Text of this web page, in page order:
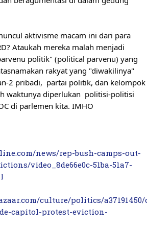
aktivisme macam ini dari para
Ataukah mereka malah menjadi
politik" (political parvenu) yang
rakyat yang "diwakilinya"
2 pribadi,  partai politik, dan kelompok
waktunya diperlukan  politisi-politisi
di parlemen kita. IMHO
news/rep-bush-camps-out-
video_8de66e0c-51ba-51a7-
culture/politics/a37191450/
capitol-protest-eviction-